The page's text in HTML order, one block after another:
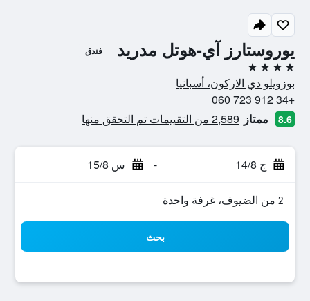
يوروستارز آي-هوتل مدريد فندق
4 نجوم
بوزويلو دي الاركون، أسبانيا
+34 912 723 060
8.6 ممتاز 2,589 من التقييمات تم التحقق منها
ج 14/8 - س 15/8
2 من الضيوف، غرفة واحدة
بحث